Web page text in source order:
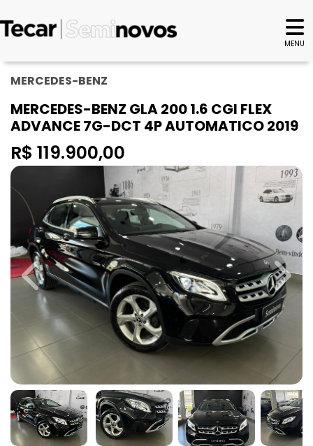
MENU
MERCEDES-BENZ
MERCEDES-BENZ GLA 200 1.6 CGI FLEX
ADVANCE 7G-DCT 4P AUTOMATICO 2019
R$ 119.900,00
Previous Next